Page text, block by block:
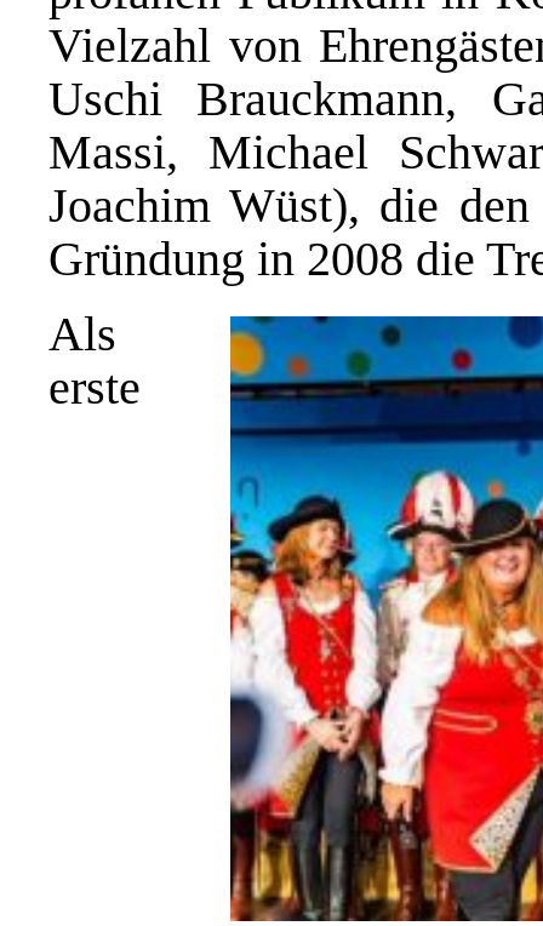
Vielzahl von
Uschi Brauckmann,
Massi, Michael
Joachim Wüst), die
Gründung in 2008 die
Als
erste